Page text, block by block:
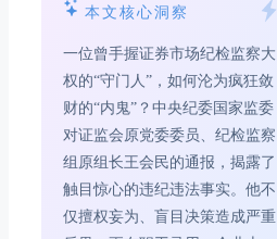
本文核心洞察
一位曾手握证券市场纪检监察大
权的“守门人”，如何沦为疯狂敛
财的“内鬼”？中央纪委国家监委
对证监会原党委委员、纪检监察
组原组长王会民的通报，揭露了
触目惊心的违纪违法事实。他不
仅擅权妄为、盲目决策造成严重